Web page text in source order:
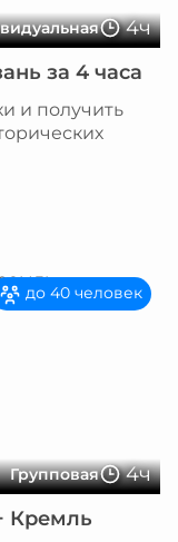
4ч
за 4 часа
и получить
Групповая 4ч
до 40 человек
Кремль